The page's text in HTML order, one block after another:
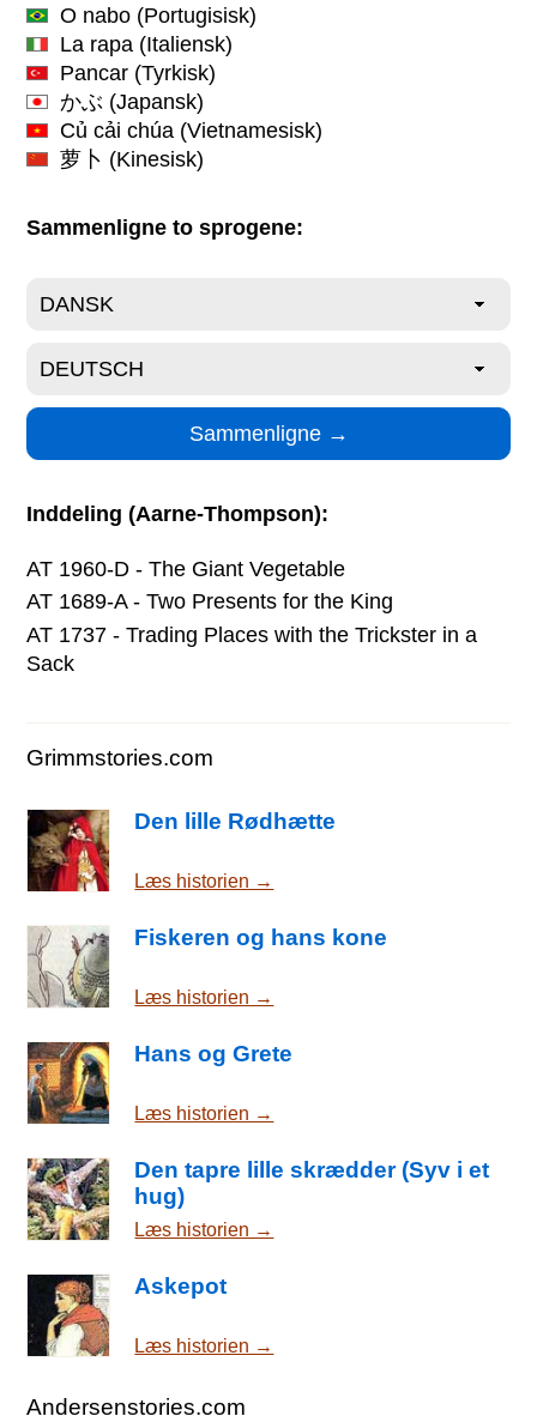
O nabo (Portugisisk)
La rapa (Italiensk)
Pancar (Tyrkisk)
かぶ (Japansk)
Củ cải chúa (Vietnamesisk)
萝卜 (Kinesisk)
Sammenligne to sprogene:
Inddeling (Aarne-Thompson):
AT 1960-D - The Giant Vegetable
AT 1689-A - Two Presents for the King
AT 1737 - Trading Places with the Trickster in a
Sack
Grimmstories.com
Den lille Rødhætte
Læs historien →
Fiskeren og hans kone
Læs historien →
Hans og Grete
Læs historien →
Den tapre lille skrædder (Syv i et
hug)
Læs historien →
Askepot
Læs historien →
Andersenstories.com